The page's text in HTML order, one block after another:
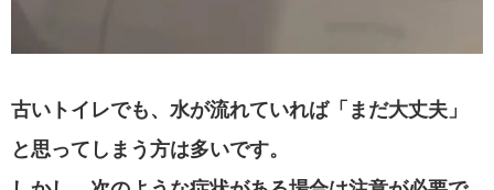
古いトイレでも、水が流れていれば「まだ大丈夫」
と思ってしまう方は多いです。